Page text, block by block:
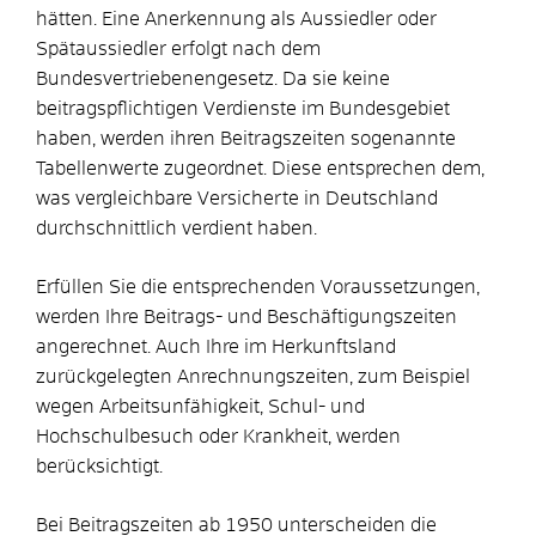
hätten. Eine Anerkennung als Aussiedler oder
Spätaussiedler erfolgt nach dem
Bundesvertriebenengesetz.
Da sie keine
beitragspflichtigen Verdienste im Bundesgebiet
haben, werden ihren Beitragszeiten sogenannte
Tabellenwerte zugeordnet. Diese entsprechen dem,
was vergleichbare Versicherte in Deutschland
durchschnittlich verdient haben.
Erfüllen Sie die entsprechenden Voraussetzungen,
werden Ihre Beitrags- und Beschäftigungszeiten
angerechnet. Auch Ihre im Herkunftsland
zurückgelegten Anrechnungszeiten, zum Beispiel
wegen Arbeitsunfähigkeit, Schul- und
Hochschulbesuch oder Krankheit, werden
berücksichtigt.
Bei Beitragszeiten ab 1950 unterscheiden die